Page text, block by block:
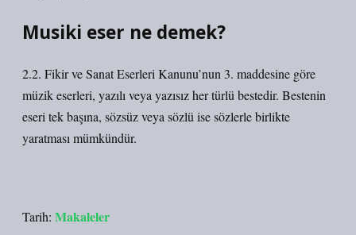
Musiki eser ne demek?
2.2. Fikir ve Sanat Eserleri Kanunu’nun 3. maddesine göre
müzik eserleri, yazılı veya yazısız her türlü bestedir. Bestenin
eseri tek başına, sözsüz veya sözlü ise sözlerle birlikte
yaratması mümkündür.
Tarih: Makaleler